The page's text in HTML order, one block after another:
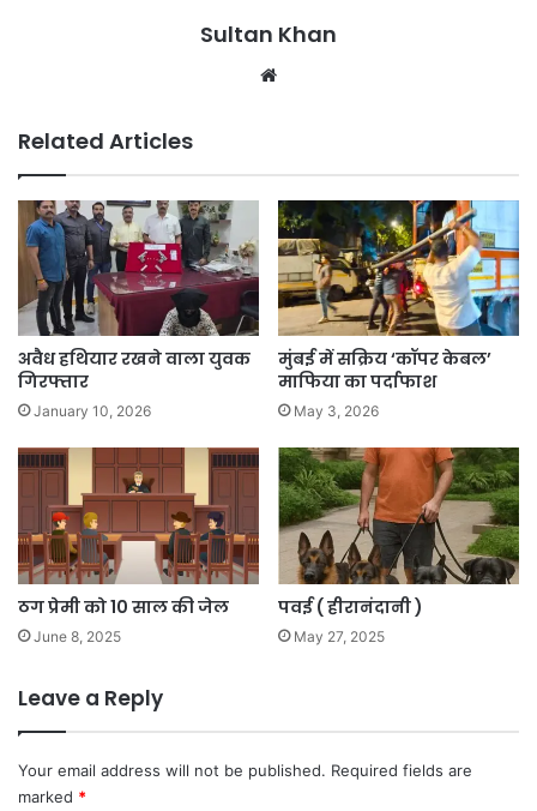
Sultan Khan
Related Articles
अवैध हथियार रखने वाला युवक
गिरफ्तार
January 10, 2026
मुंबई में सक्रिय ‘कॉपर केबल’
माफिया का पर्दाफाश
May 3, 2026
ठग प्रेमी को 10 साल की जेल
June 8, 2025
पवई ( हीरानंदानी )
May 27, 2025
Leave a Reply
Your email address will not be published. Required fields are
marked *